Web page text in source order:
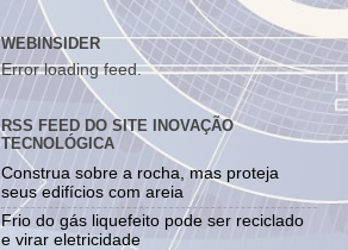
WEBINSIDER
Error loading feed.
RSS FEED DO SITE INOVAÇÃO
TECNOLÓGICA
Construa sobre a rocha, mas proteja
seus edifícios com areia
Frio do gás liquefeito pode ser reciclado
e virar eletricidade